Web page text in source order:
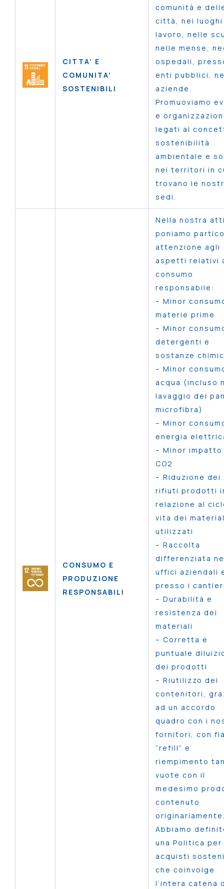
CITTA’ E
COMUNITA’
SOSTENIBILI
comunità e
città, nei
lavoro, nelle
nelle mense,
ospedali,
enti pubblici,
aziende.
Promuoviamo
e
legati al
sostenibilità
ambientale e
nei territori in
trovano le
sedi.
CONSUMO E
PRODUZIONE
RESPONSABILI
Nella nostra
poniamo
attenzione agli
aspetti relativi
consumo
responsabile:
– Minor
materie prime
– Minor
detergenti e
sostanze
– Minor
acqua (incluso
lavaggio dei
microfibra)
– Minor
energia
– Minor
CO2
– Riduzione dei
rifiuti prodotti
relazione al
vita dei
utilizzati
– Raccolta
differenziata
uffici aziendali
presso i
– Durabilità e
resistenza dei
materiali
– Corretta e
puntuale
dei prodotti
– Riutilizzo dei
contenitori,
ad un accordo
quadro con i
fornitori, con
“refill” e
riempimento
vuote con il
medesimo
contenuto
Abbiamo
una Politica
acquisti
che coinvolge
l’intera catena